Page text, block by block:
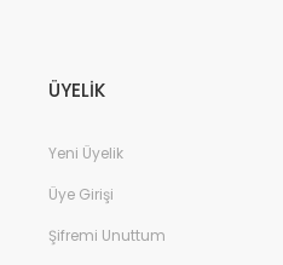
ÜYELİK
Yeni Üyelik
Üye Girişi
Şifremi Unuttum